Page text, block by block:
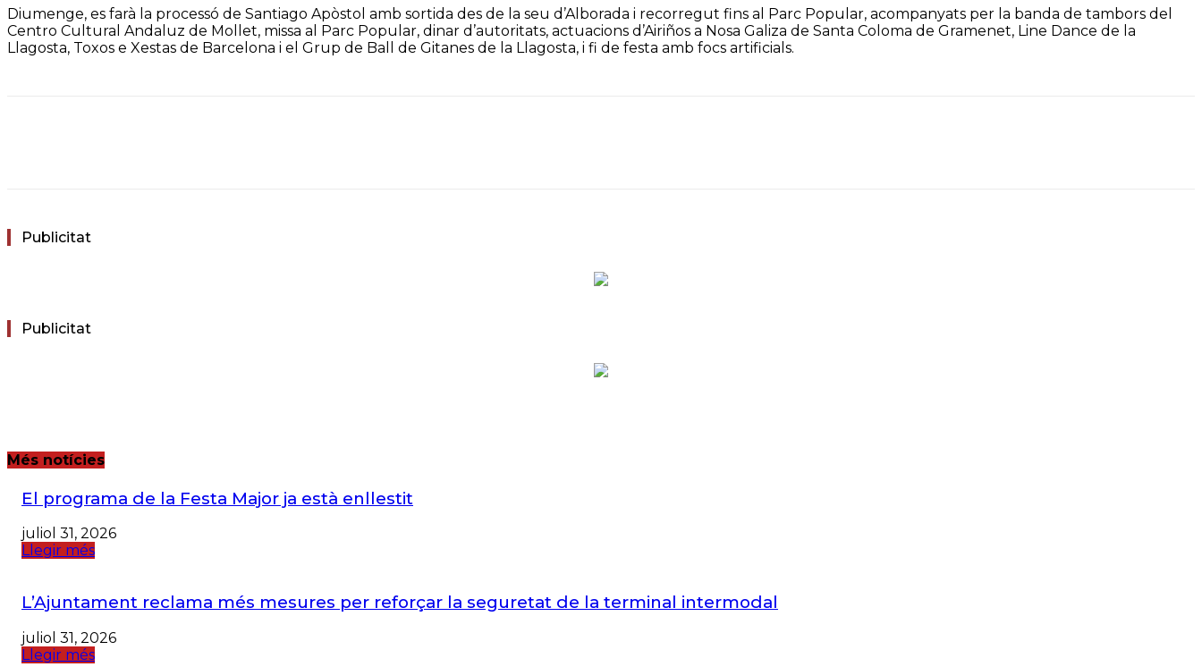
Diumenge, es farà la processó de Santiago Apòstol amb sortida des de la seu d’Alborada i recorregut fins al Parc Popular, acompanyats per la banda de tambors del
Centro Cultural Andaluz de Mollet, missa al Parc Popular, dinar d’autoritats, actuacions d’Airiños a Nosa Galiza de Santa Coloma de Gramenet, Line Dance de la
Llagosta, Toxos e Xestas de Barcelona i el Grup de Ball de Gitanes de la Llagosta, i fi de festa amb focs artificials.
Publicitat
Publicitat
Més notícies
El programa de la Festa Major ja està enllestit
juliol 31, 2026
Llegir més
L’Ajuntament reclama més mesures per reforçar la seguretat de la terminal intermodal
juliol 31, 2026
Llegir més